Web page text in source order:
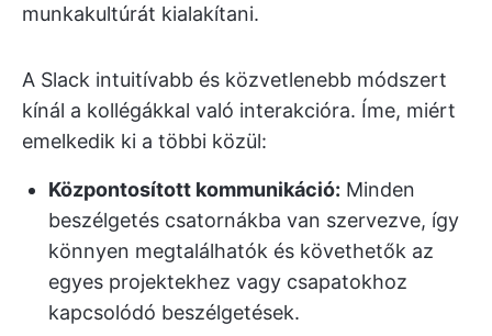
munkakultúrát kialakítani.
A Slack intuitívabb és közvetlenebb módszert
kínál a kollégákkal való interakcióra. Íme, miért
emelkedik ki a többi közül:
Központosított kommunikáció: Minden
beszélgetés csatornákba van szervezve, így
könnyen megtalálhatók és követhetők az
egyes projektekhez vagy csapatokhoz
kapcsolódó beszélgetések.